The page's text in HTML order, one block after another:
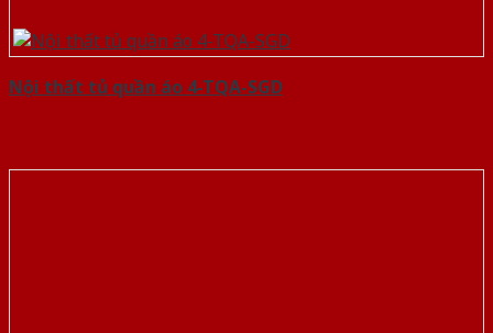
Nội thất tủ quần áo 4-TQA-SGD